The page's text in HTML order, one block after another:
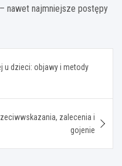
nawet najmniejsze postępy
u dzieci: objawy i metody
zalecenia i
gojenie